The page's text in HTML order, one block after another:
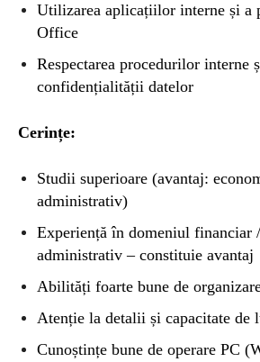
Utilizarea aplicațiilor interne și a
Office
Respectarea procedurilor interne
confidențialității datelor
Cerințe:
Studii superioare (avantaj:
administrativ)
Experiență în domeniul financiar
administrativ – constituie avantaj
Abilități foarte bune de
Atenție la detalii și capacitate de
Cunoștințe bune de operare PC